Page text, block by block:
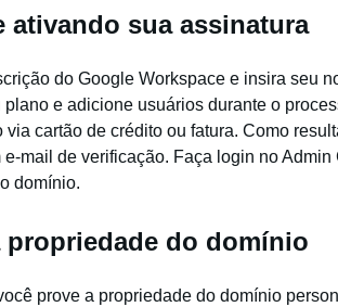
ativando sua assinatura
do Google Workspace e insira seu
e adicione usuários durante o
via cartão de crédito ou fatura. Como
mail de verificação. Faça login no
domínio.
propriedade do domínio
prove a propriedade do domínio